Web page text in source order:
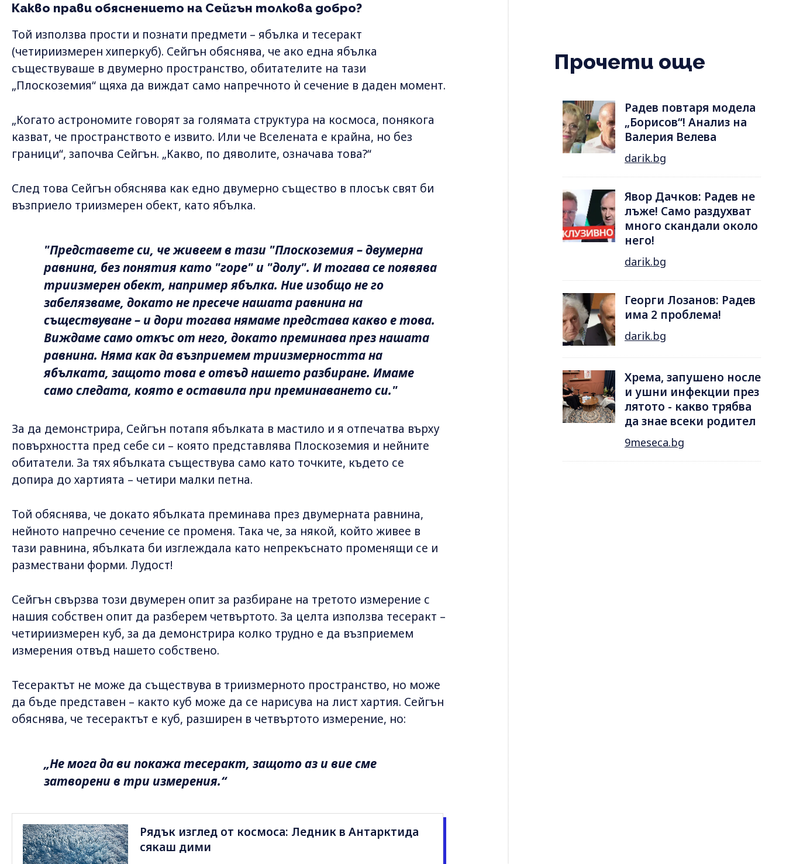
Какво прави обяснението на Сейгън толкова добро?
Той използва прости и познати предмети – ябълка и тесеракт
(четириизмерен хиперкуб). Сейгън обяснява, че ако една ябълка
съществуваше в двумерно пространство, обитателите на тази
„Плоскоземия“ щяха да виждат само напречното ѝ сечение в даден момент.
„Когато астрономите говорят за голямата структура на космоса, понякога
казват, че пространството е извито. Или че Вселената е крайна, но без
граници“, започва Сейгън. „Какво, по дяволите, означава това?“
След това Сейгън обяснява как едно двумерно същество в плосък свят би
възприело триизмерен обект, като ябълка.
"Представете си, че живеем в тази "Плоскоземия – двумерна
равнина, без понятия като "горе" и "долу". И тогава се появява
триизмерен обект, например ябълка. Ние изобщо не го
забелязваме, докато не пресече нашата равнина на
съществуване – и дори тогава нямаме представа какво е това.
Виждаме само откъс от него, докато преминава през нашата
равнина. Няма как да възприемем триизмерността на
ябълката, защото това е отвъд нашето разбиране. Имаме
само следата, която е оставила при преминаването си."
За да демонстрира, Сейгън потапя ябълката в мастило и я отпечатва върху
повърхността пред себе си – която представлява Плоскоземия и нейните
обитатели. За тях ябълката съществува само като точките, където се
допира до хартията – четири малки петна.
Той обяснява, че докато ябълката преминава през двумерната равнина,
нейното напречно сечение се променя. Така че, за някой, който живее в
тази равнина, ябълката би изглеждала като непрекъснато променящи се и
размествани форми. Лудост!
Сейгън свързва този двумерен опит за разбиране на третото измерение с
нашия собствен опит да разберем четвъртото. За целта използва тесеракт –
четириизмерен куб, за да демонстрира колко трудно е да възприемем
измерения отвъд нашето собствено.
Тесерактът не може да съществува в триизмерното пространство, но може
да бъде представен – както куб може да се нарисува на лист хартия. Сейгън
обяснява, че тесерактът е куб, разширен в четвъртото измерение, но:
„Не мога да ви покажа тесеракт, защото аз и вие сме
затворени в три измерения.“
Рядък изглед от космоса: Ледник в Антарктида
сякаш дими
Прочети още
Радев повтаря модела
„Борисов“! Анализ на
Валерия Велева
darik.bg
Явор Дачков: Радев не
лъже! Само раздухват
много скандали около
него!
darik.bg
Георги Лозанов: Радев
има 2 проблема!
darik.bg
Хрема, запушено носле
и ушни инфекции през
лятотo - какво трябва
да знае всеки родител
9meseca.bg